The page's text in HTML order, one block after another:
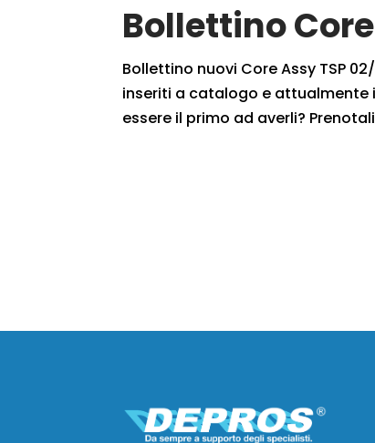
Bollettino
Bollettino nuovi Core Assy TSP
inseriti a catalogo e attualmente
essere il primo ad averli?